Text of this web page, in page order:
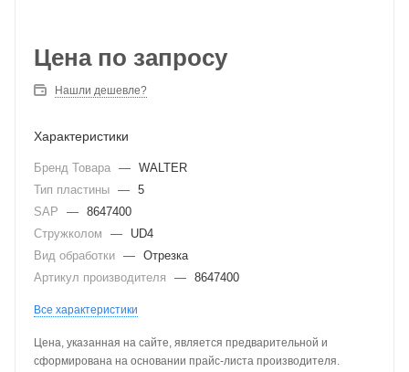
Цена по запросу
Нашли дешевле?
Характеристики
Бренд Товара — WALTER
Тип пластины — 5
SAP
— 8647400
Стружколом
—
UD4
Вид обработки — Отрезка
Артикул производителя
— 8647400
Все характеристики
Цена, указанная на сайте, является предварительной и
сформирована на основании прайс-листа производителя.